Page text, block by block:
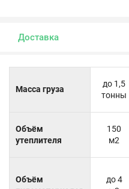
Доставка
Масса груза
до 1,5
тонны
Объём
утеплителя
150
м2
Объём
до 4